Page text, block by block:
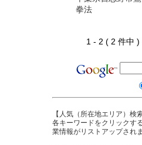
拳法
1 - 2 ( 2 件
【人気（所在地エリア）検
各キーワードをクリックす
業情報がリストアップされ